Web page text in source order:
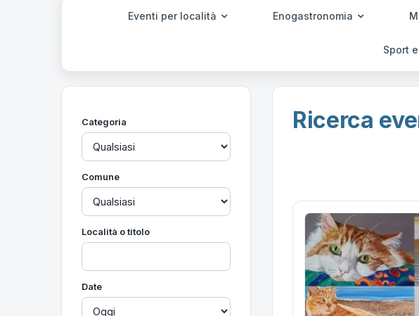
Eventi per località Enogastronomia
Sport
Categoria
Comune
Località o titolo
Date
Ricerca